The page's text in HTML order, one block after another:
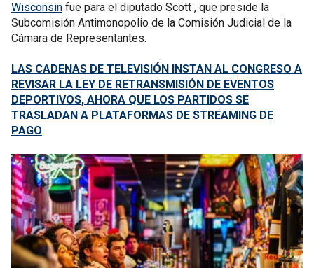
Wisconsin fue para el diputado Scott , que preside la
Subcomisión Antimonopolio de la Comisión Judicial de la
Cámara de Representantes.
LAS CADENAS DE TELEVISIÓN INSTAN AL CONGRESO A
REVISAR LA LEY DE RETRANSMISIÓN DE EVENTOS
DEPORTIVOS, AHORA QUE LOS PARTIDOS SE
TRASLADAN A PLATAFORMAS DE STREAMING DE
PAGO